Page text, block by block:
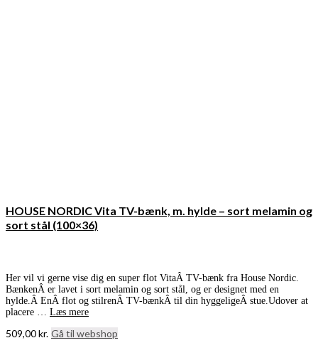
HOUSE NORDIC Vita TV-bænk, m. hylde – sort melamin og
sort stål (100×36)
Her vil vi gerne vise dig en super flot VitaÂ TV-bænk fra House Nordic.
BænkenÂ er lavet i sort melamin og sort stål, og er designet med en
hylde.Â EnÂ flot og stilrenÂ TV-bænkÂ til din hyggeligeÂ stue.Udover at
placere … Læs mere
509,00kr. Gå til webshop